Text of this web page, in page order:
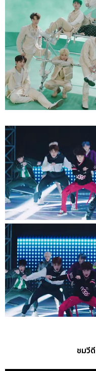
ชมวี